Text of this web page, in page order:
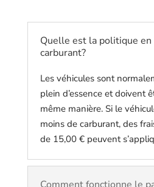
Quelle est la politique en
carburant?
Les véhicules sont
plein d’essence et doivent
même manière. Si le
moins de carburant, des
de 15,00 € peuvent